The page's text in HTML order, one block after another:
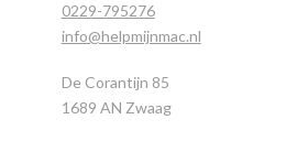
0229-795276
info@helpmijnmac.nl
De Corantijn 85
1689 AN Zwaag